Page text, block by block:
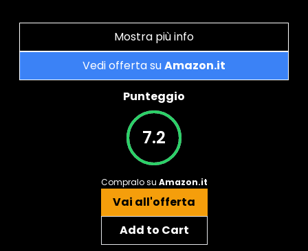
Mostra più info
Vedi offerta suAmazon.it
Punteggio
7.2
Compralo su Amazon.it
Vai all'offerta
Add to Cart